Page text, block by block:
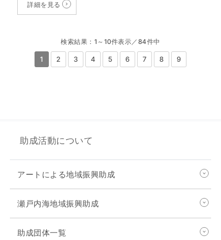
詳細を見る
検索結果：1～10件表示／84件中
1 2 3 4 5 6 7 8 9
助成活動について
アートによる地域振興助成
瀬戸内海地域振興助成
助成団体一覧